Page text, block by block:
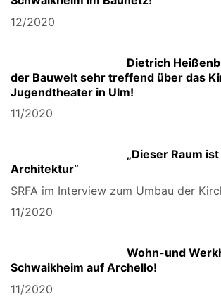
12/2020
Dietrich
der Bauwelt sehr treffend über das
Jugendtheater in Ulm!
11/2020
„Dieser Raum
Architektur“
SRFA im Interview zum Umbau der
11/2020
Wohn-und
Schwaikheim auf Archello!
11/2020